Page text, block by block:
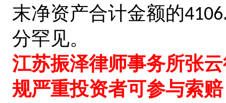
末净资产合计金额的
分罕见。
江苏振泽律师事务所张
规严重投资者可参与索